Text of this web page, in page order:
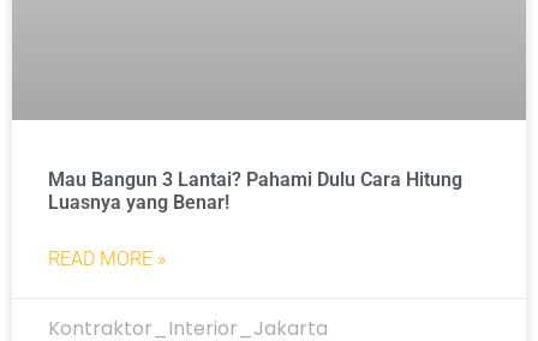
Mau Bangun 3 Lantai? Pahami Dulu Cara Hitung
Luasnya yang Benar!
READ MORE »
Kontraktor_Interior_Jakarta